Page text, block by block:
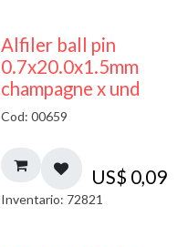
Alfiler ball pin
0.7x20.0x1.5mm
champagne x und
Cod: 00659
US$ 0,09
Inventario: 72821